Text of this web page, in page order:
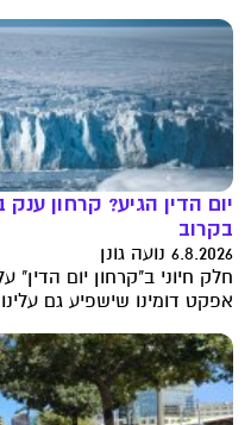
יום הדין הגיע? קרחון
בקרוב
6.8.2026 נועה גונן
חלק חיוני ב"קרחון יום
אפקט דומינו שישפיע גם